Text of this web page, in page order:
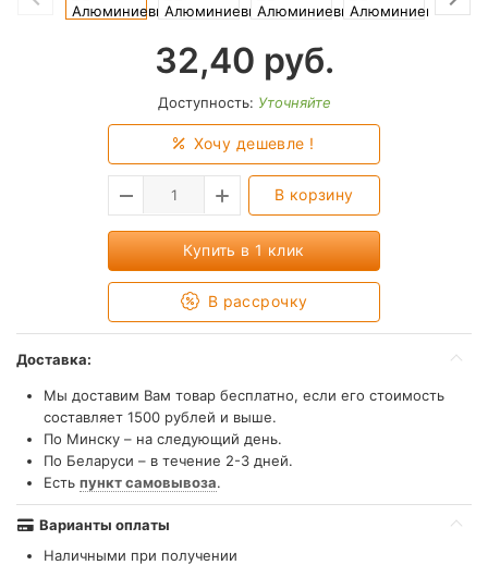
32,40 руб.
Доступность: Уточняйте
Хочу дешевле !
В корзину
Купить в 1 клик
В рассрочку
Доставка:
Мы доставим Вам товар бесплатно, если его стоимость
составляет 1500 рублей и выше.
По Минску – на следующий день.
По Беларуси – в течение 2-3 дней.
Есть пункт самовывоза.
Варианты оплаты
Наличными при получении